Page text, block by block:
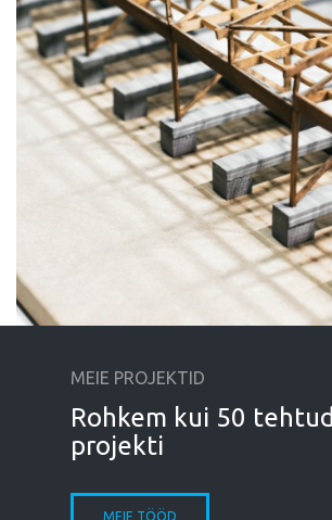
MEIE PROJEKTID
Rohkem kui 50 tehtud
projekti
MEIE TÖÖD